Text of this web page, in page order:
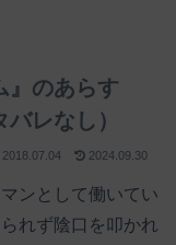
』のあらす
レなし）
2018.07.04 2024.09.30
ンとして働いてい
れず陰口を叩かれ